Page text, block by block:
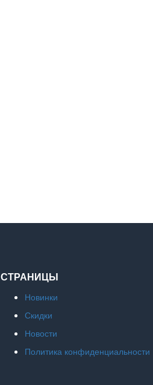
СТРАНИЦЫ
Новинки
Скидки
Новости
Политика конфиденциальности